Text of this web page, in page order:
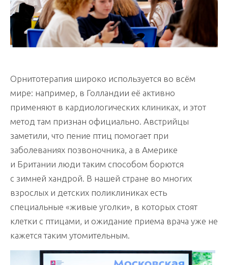
Орнитотерапия широко используется во всём
мире: например, в Голландии её активно
применяют в кардиологических клиниках, и этот
метод там признан официально. Австрийцы
заметили, что пение птиц помогает при
заболеваниях позвоночника, а в Америке
и Британии люди таким способом борются
с зимней хандрой. В нашей стране во многих
взрослых и детских поликлиниках есть
специальные «живые уголки», в которых стоят
клетки с птицами, и ожидание приема врача уже не
кажется таким утомительным.